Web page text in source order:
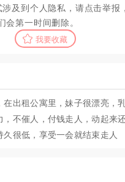
及到个人隐私，请点击举报
第一时间删除。
我要收藏
在出租公寓里，妹子很漂亮，
，不催人，付钱走人，动起来
久很低，享受一会就结束走人